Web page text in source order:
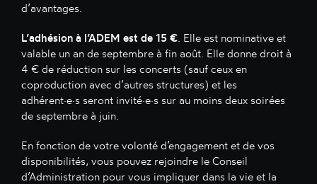
d’avantages.
L’adhésion à l’ADEM est de 15 € . Elle est nominative et
valable un an de septembre à fin août. Elle donne droit à
4 € de réduction sur les concerts (sauf ceux en
coproduction avec d’autres structures) et les
adhérent·e·s seront invité·e·s sur au moins deux soirées
de septembre à juin.
En fonction de votre volonté d’engagement et de vos
disponibilités, vous pouvez rejoindre le Conseil
d’Administration pour vous impliquer dans la vie et la